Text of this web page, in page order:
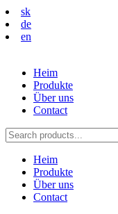
sk
de
en
Heim
Produkte
Über uns
Contact
Heim
Produkte
Über uns
Contact